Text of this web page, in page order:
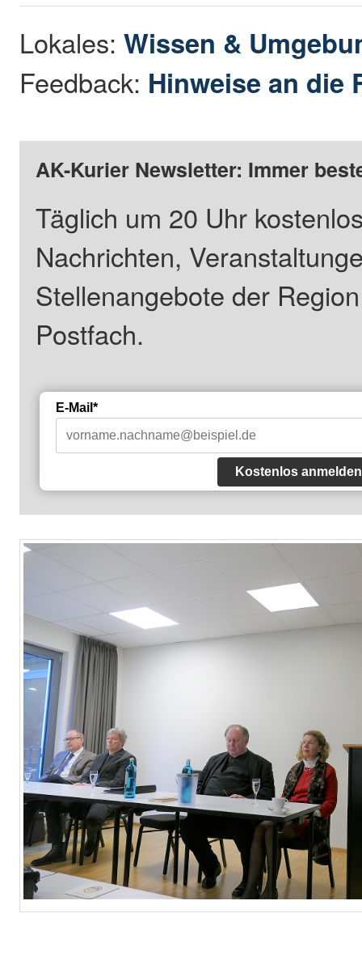
Lokales:Wissen &
Feedback: Hinweise an die
AK-Kurier Newsletter: Immer
Täglich um 20 Uhr
Nachrichten,
Stellenangebote der
Postfach.
E-Mail*
Kostenlos anmelden